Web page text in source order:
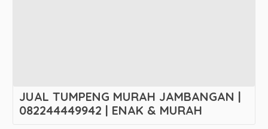
JUAL TUMPENG MURAH JAMBANGAN |
082244449942 | ENAK & MURAH